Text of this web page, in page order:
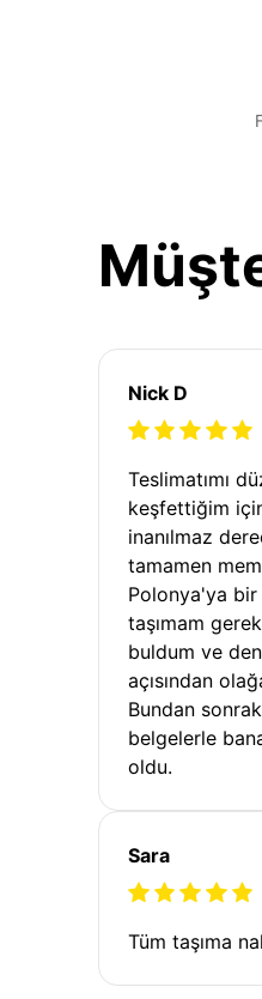
Nick D
Teslimatımı
keşfettiğim
inanılmaz
tamamen
Polonya'ya
taşımam
buldum ve
açısından
Bundan
belgelerle
oldu.
Sara
Tüm taşıma